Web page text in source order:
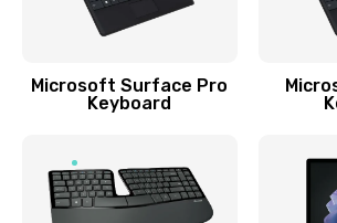
Ремонт кнопки
Ремонт микросхемы
Microsoft Surface Pro
Keyboard